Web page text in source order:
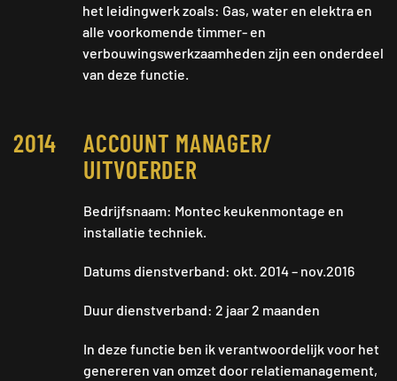
het leidingwerk zoals: Gas, water en elektra en
alle voorkomende timmer- en
verbouwingswerkzaamheden zijn een onderdeel
van deze functie.
2014
ACCOUNT MANAGER/
UITVOERDER
Bedrijfsnaam: Montec keukenmontage en
installatie techniek.
Datums dienstverband: okt. 2014 – nov.2016
Duur dienstverband: 2 jaar 2 maanden
In deze functie ben ik verantwoordelijk voor het
genereren van omzet door relatiemanagement,